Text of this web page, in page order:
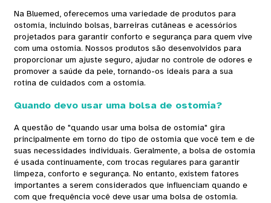
Na Bluemed, oferecemos uma variedade de produtos para
ostomia, incluindo bolsas, barreiras cutâneas e acessórios
projetados para garantir conforto e segurança para quem vive
com uma ostomia. Nossos produtos são desenvolvidos para
proporcionar um ajuste seguro, ajudar no controle de odores e
promover a saúde da pele, tornando-os ideais para a sua
rotina de cuidados com a ostomia.
Quando devo usar uma bolsa de ostomia?
A questão de "quando usar uma bolsa de ostomia" gira
principalmente em torno do tipo de ostomia que você tem e de
suas necessidades individuais. Geralmente, a bolsa de ostomia
é usada continuamente, com trocas regulares para garantir
limpeza, conforto e segurança. No entanto, existem fatores
importantes a serem considerados que influenciam quando e
com que frequência você deve usar uma bolsa de ostomia.